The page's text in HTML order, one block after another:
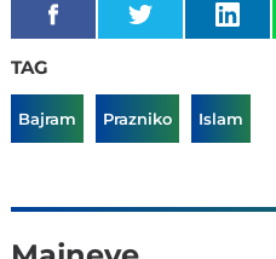
TAG
Bajram Prazniko Islam